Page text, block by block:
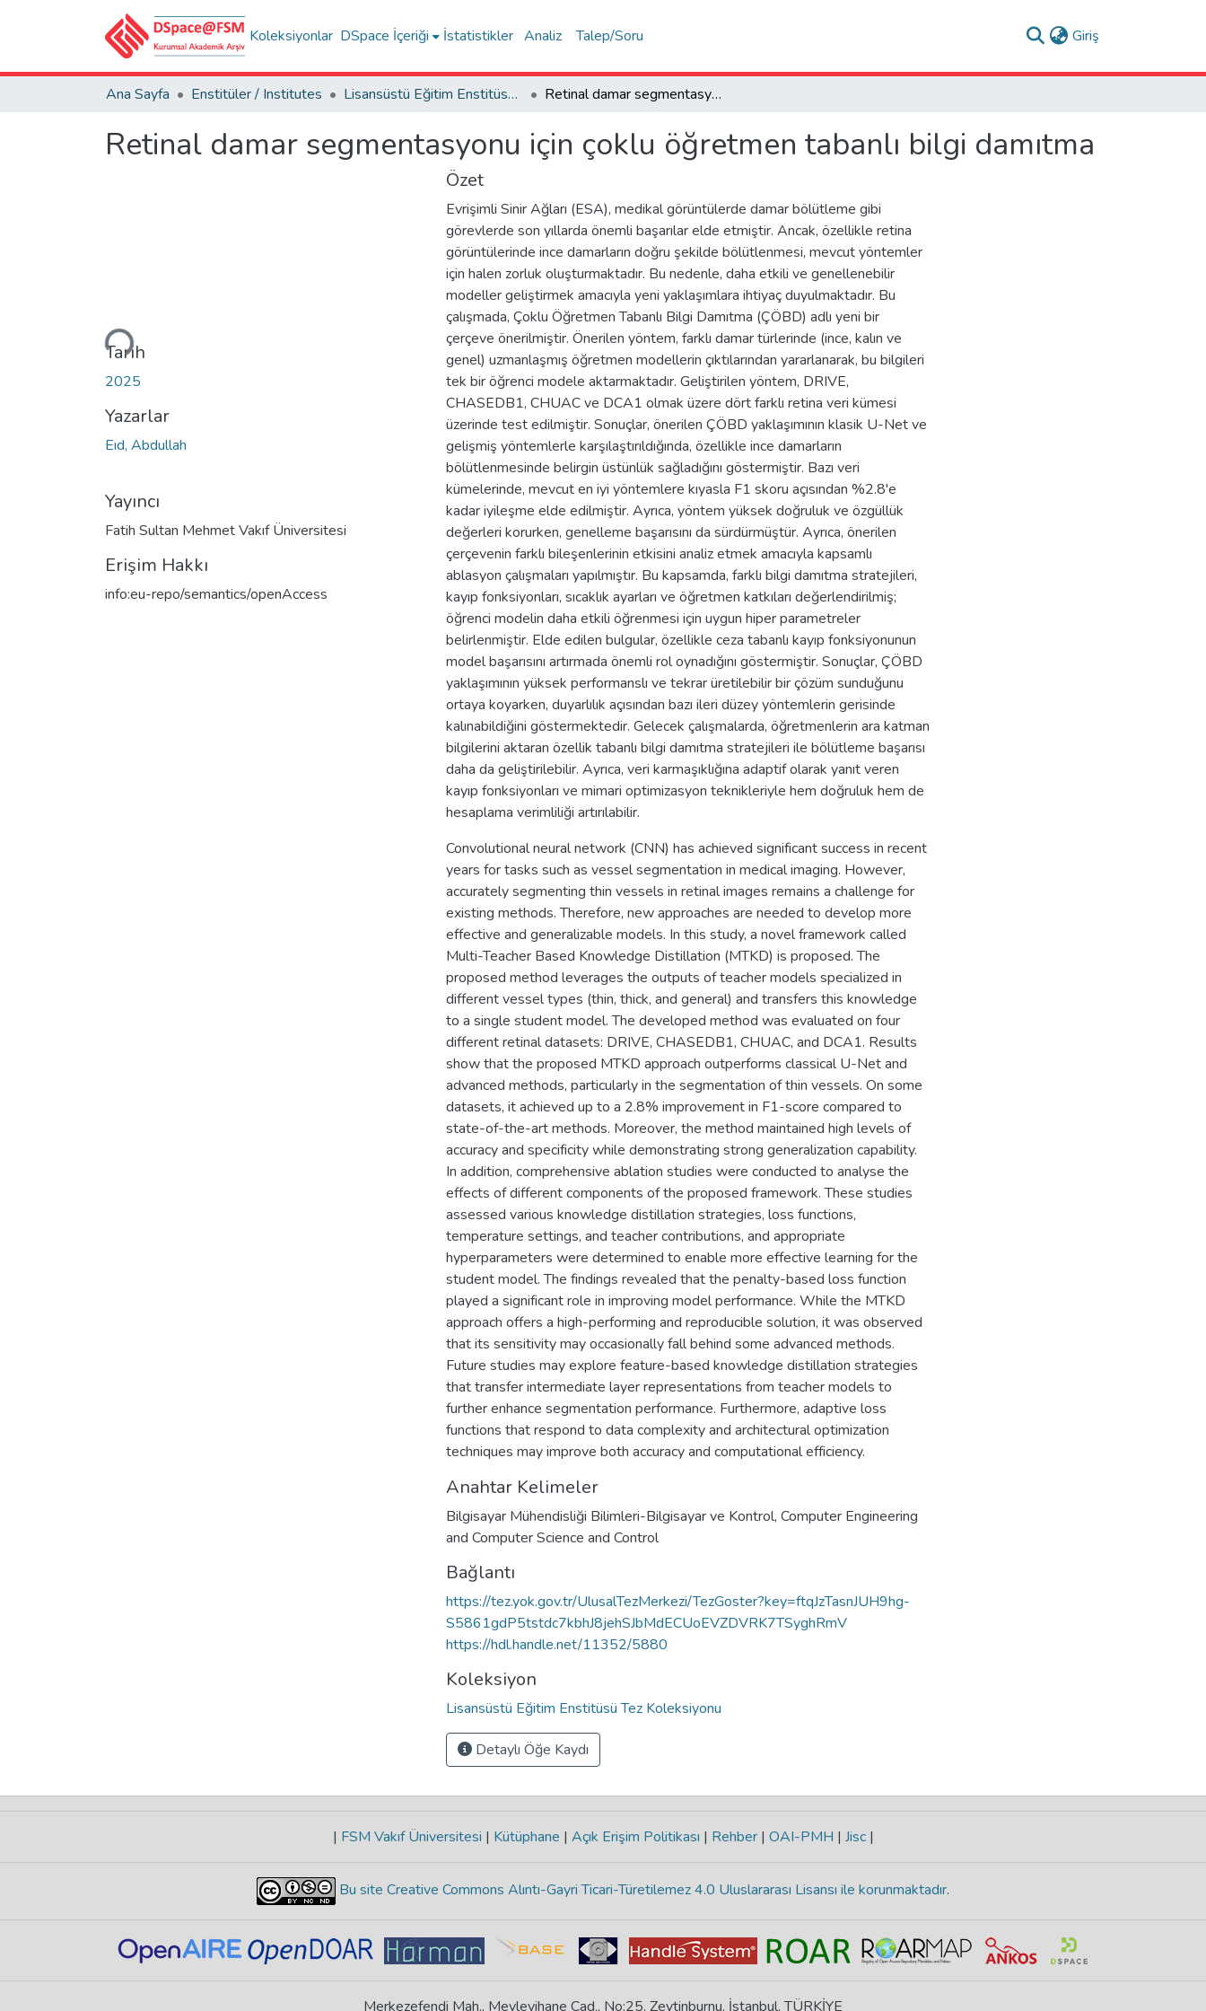
Koleksiyonlar DSpace İçeriği İstatistikler Analiz Talep/Soru Giriş
Ana Sayfa Enstitüler / Institutes Lisansüstü Eğitim Enstitüsü Tez Koleksiyonu Retinal damar segmentasyonu için çoklu öğretmen tabanlı bilgi damıtma
Retinal damar segmentasyonu için çoklu öğretmen tabanlı bilgi damıtma
Yükleniyor...
Tarih
2025
Yazarlar
Eıd, Abdullah
Yayıncı
Fatih Sultan Mehmet Vakıf Üniversitesi
Erişim Hakkı
info:eu-repo/semantics/openAccess
Özet
Evrişimli Sinir Ağları (ESA), medikal görüntülerde damar bölütleme gibi
görevlerde son yıllarda önemli başarılar elde etmiştir. Ancak, özellikle retina
görüntülerinde ince damarların doğru şekilde bölütlenmesi, mevcut yöntemler
için halen zorluk oluşturmaktadır. Bu nedenle, daha etkili ve genellenebilir
modeller geliştirmek amacıyla yeni yaklaşımlara ihtiyaç duyulmaktadır. Bu
çalışmada, Çoklu Öğretmen Tabanlı Bilgi Damıtma (ÇÖBD) adlı yeni bir
çerçeve önerilmiştir. Önerilen yöntem, farklı damar türlerinde (ince, kalın ve
genel) uzmanlaşmış öğretmen modellerin çıktılarından yararlanarak, bu bilgileri
tek bir öğrenci modele aktarmaktadır. Geliştirilen yöntem, DRIVE,
CHASEDB1, CHUAC ve DCA1 olmak üzere dört farklı retina veri kümesi
üzerinde test edilmiştir. Sonuçlar, önerilen ÇÖBD yaklaşımının klasik U-Net ve
gelişmiş yöntemlerle karşılaştırıldığında, özellikle ince damarların
bölütlenmesinde belirgin üstünlük sağladığını göstermiştir. Bazı veri
kümelerinde, mevcut en iyi yöntemlere kıyasla F1 skoru açısından %2.8'e
kadar iyileşme elde edilmiştir. Ayrıca, yöntem yüksek doğruluk ve özgüllük
değerleri korurken, genelleme başarısını da sürdürmüştür. Ayrıca, önerilen
çerçevenin farklı bileşenlerinin etkisini analiz etmek amacıyla kapsamlı
ablasyon çalışmaları yapılmıştır. Bu kapsamda, farklı bilgi damıtma stratejileri,
kayıp fonksiyonları, sıcaklık ayarları ve öğretmen katkıları değerlendirilmiş;
öğrenci modelin daha etkili öğrenmesi için uygun hiper parametreler
belirlenmiştir. Elde edilen bulgular, özellikle ceza tabanlı kayıp fonksiyonunun
model başarısını artırmada önemli rol oynadığını göstermiştir. Sonuçlar, ÇÖBD
yaklaşımının yüksek performanslı ve tekrar üretilebilir bir çözüm sunduğunu
ortaya koyarken, duyarlılık açısından bazı ileri düzey yöntemlerin gerisinde
kalınabildiğini göstermektedir. Gelecek çalışmalarda, öğretmenlerin ara katman
bilgilerini aktaran özellik tabanlı bilgi damıtma stratejileri ile bölütleme başarısı
daha da geliştirilebilir. Ayrıca, veri karmaşıklığına adaptif olarak yanıt veren
kayıp fonksiyonları ve mimari optimizasyon teknikleriyle hem doğruluk hem de
hesaplama verimliliği artırılabilir.
Convolutional neural network (CNN) has achieved significant success in recent
years for tasks such as vessel segmentation in medical imaging. However,
accurately segmenting thin vessels in retinal images remains a challenge for
existing methods. Therefore, new approaches are needed to develop more
effective and generalizable models. In this study, a novel framework called
Multi-Teacher Based Knowledge Distillation (MTKD) is proposed. The
proposed method leverages the outputs of teacher models specialized in
different vessel types (thin, thick, and general) and transfers this knowledge
to a single student model. The developed method was evaluated on four
different retinal datasets: DRIVE, CHASEDB1, CHUAC, and DCA1. Results
show that the proposed MTKD approach outperforms classical U-Net and
advanced methods, particularly in the segmentation of thin vessels. On some
datasets, it achieved up to a 2.8% improvement in F1-score compared to
state-of-the-art methods. Moreover, the method maintained high levels of
accuracy and specificity while demonstrating strong generalization capability.
In addition, comprehensive ablation studies were conducted to analyse the
effects of different components of the proposed framework. These studies
assessed various knowledge distillation strategies, loss functions,
temperature settings, and teacher contributions, and appropriate
hyperparameters were determined to enable more effective learning for the
student model. The findings revealed that the penalty-based loss function
played a significant role in improving model performance. While the MTKD
approach offers a high-performing and reproducible solution, it was observed
that its sensitivity may occasionally fall behind some advanced methods.
Future studies may explore feature-based knowledge distillation strategies
that transfer intermediate layer representations from teacher models to
further enhance segmentation performance. Furthermore, adaptive loss
functions that respond to data complexity and architectural optimization
techniques may improve both accuracy and computational efficiency.
Anahtar Kelimeler
Bilgisayar Mühendisliği Bilimleri-Bilgisayar ve Kontrol, Computer Engineering
and Computer Science and Control
Bağlantı
https://tez.yok.gov.tr/UlusalTezMerkezi/TezGoster?key=ftqJzTasnJUH9hg-
S5861gdP5tstdc7kbhJ8jehSJbMdECUoEVZDVRK7TSyghRmV
https://hdl.handle.net/11352/5880
Koleksiyon
Lisansüstü Eğitim Enstitüsü Tez Koleksiyonu
Detaylı Öğe Kaydı
| FSM Vakıf Üniversitesi | Kütüphane | Açık Erişim Politikası | Rehber | OAI-PMH | Jisc |
Bu site Creative Commons Alıntı-Gayri Ticari-Türetilemez 4.0 Uluslararası Lisansı ile korunmaktadır.
Merkezefendi Mah., Mevlevihane Cad., No:25, Zeytinburnu, İstanbul, TÜRKİYE